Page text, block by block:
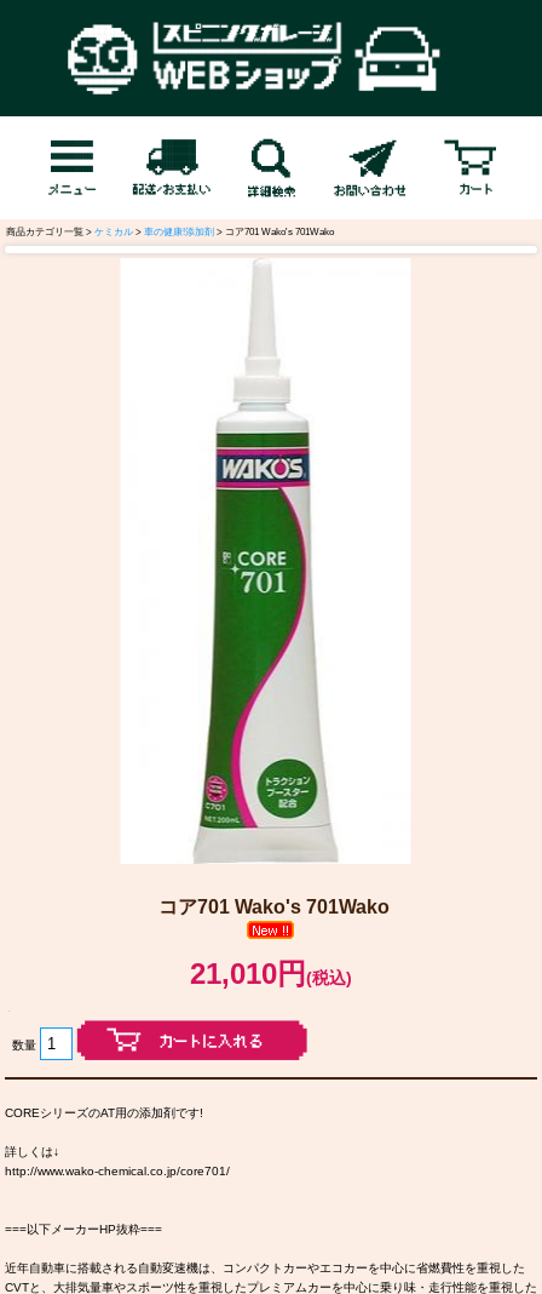
商品カテゴリ一覧 > ケミカル > 車の健康!添加剤 > コア701 Wako's 701Wako
コア701 Wako's 701Wako
21,010円 (税込)
数量
COREシリーズのAT用の添加剤です!
詳しくは↓
http://www.wako-chemical.co.jp/core701/
===以下メーカーHP抜粋===
近年自動車に搭載される自動変速機は、コンパクトカーやエコカーを中心に省燃費性を重視した
CVTと、大排気量車やスポーツ性を重視したプレミアムカーを中心に乗り味・走行性能を重視した